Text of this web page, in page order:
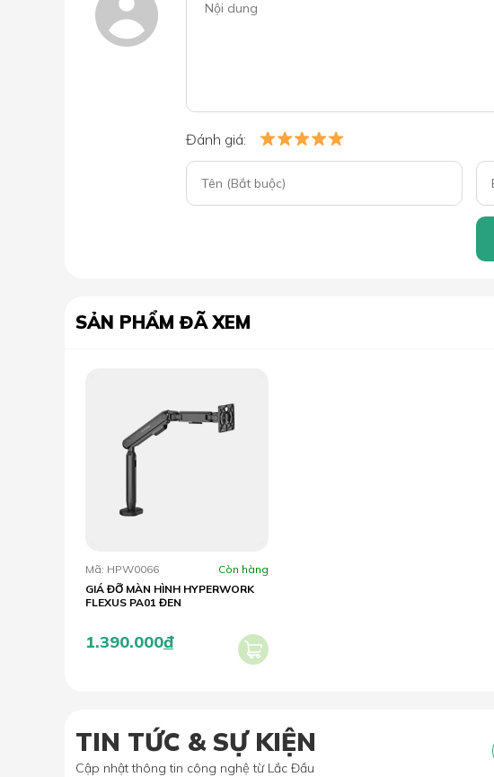
Đánh giá:
SẢN PHẨM ĐÃ XEM
Mã: HPW0066
Còn hàng
GIÁ ĐỠ MÀN HÌNH HYPERWORK
FLEXUS PA01 ĐEN
1.390.000đ
TIN TỨC & SỰ KIỆN
Cập nhật thông tin công nghệ từ Lắc Đầu